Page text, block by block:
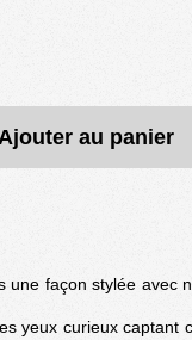
Ajouter au panier
une façon stylée avec
yeux curieux captant